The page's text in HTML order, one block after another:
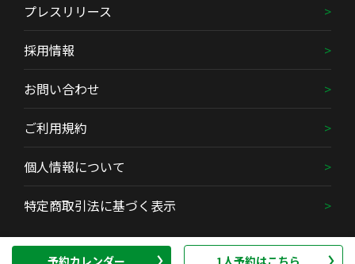
予約カレンダー 1人予約はこちら
プレスリリース
採用情報
お問い合わせ
ご利用規約
個人情報について
特定商取引法に基づく表示
Copyright (C) ACCORDIA GOLF Co., Ltd. All Rights Reserved.